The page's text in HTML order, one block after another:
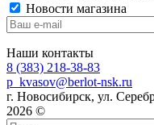
Новости магазина
Наши контакты
8 (383) 218-38-83
p_kvasov@berlot-nsk.ru
г. Новосибирск, ул.
2026 ©